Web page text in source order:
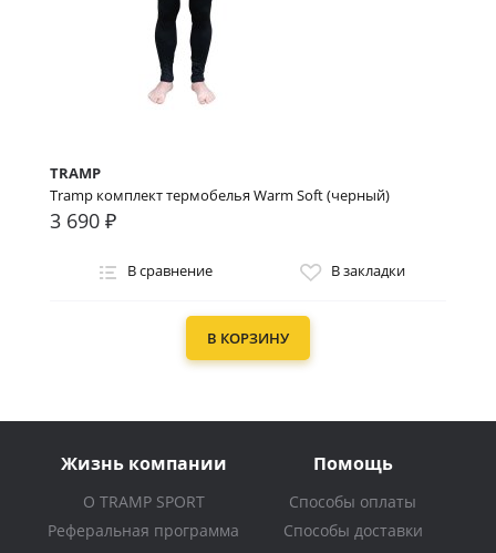
TRAMP
Tramp комплект термобелья Warm Soft (черный)
3 690 ₽
В сравнение В закладки
В КОРЗИНУ
Жизнь компании
О TRAMP SPORT
Реферальная программа
Помощь
Способы оплаты
Способы доставки